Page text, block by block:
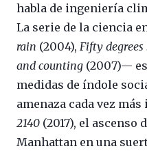
habla de ingeniería
La serie de la ciencia
rain (2004), Fifty
and counting (2007)—
medidas de índole
amenaza cada vez
2140 (2017), el
Manhattan en una